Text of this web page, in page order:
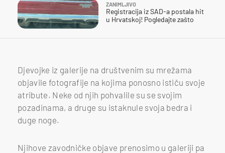
ZANIMLJIVO
Registracija iz SAD-a postala hit
u Hrvatskoj! Pogledajte zašto
Djevojke iz galerije na društvenim su mrežama
objavile fotografije na kojima ponosno ističu svoje
atribute. Neke od njih pohvalile su se svojim
pozadinama, a druge su istaknule svoja bedra i
duge noge.
Njihove zavodničke objave prenosimo u galeriji pa